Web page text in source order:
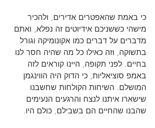
כי באמת שהאפטרים אדירים, ולהכיר
מישהי כששניכם אידיוטים זה נפלא, ואתם
מדברים על דברים כמו אקונומיקה וגורל
בתשוקה, וזה כאילו כל מה שהיה חסר לנו
בחיים. לפני תקופה, היינו קוראים לזה
באמפ סוציאליות, כי הדוק היה הווינגמן
המושלם. השיחות הקולחות שחשבנו
שישארו איתנו לנצח והרגעים הנעימים
שהבנו שהחיים הם בשבילם, כולם היו.